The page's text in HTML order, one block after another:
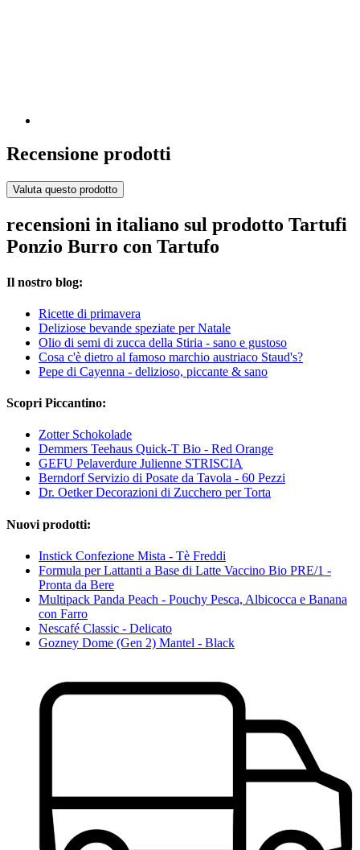
Recensione prodotti
Valuta questo prodotto
recensioni in italiano sul prodotto Tartufi
Ponzio Burro con Tartufo
Il nostro blog:
Ricette di primavera
Deliziose bevande speziate per Natale
Olio di semi di zucca della Stiria - sano e gustoso
Cosa c'è dietro al famoso marchio austriaco Staud's?
Pepe di Cayenna - delizioso, piccante & sano
Scopri Piccantino:
Zotter Schokolade
Demmers Teehaus Quick-T Bio - Red Orange
GEFU Pelaverdure Julienne STRISCIA
Berndorf Servizio di Posate da Tavola - 60 Pezzi
Dr. Oetker Decorazioni di Zucchero per Torta
Nuovi prodotti:
Instick Confezione Mista - Tè Freddi
Formula per Lattanti a Base di Latte Vaccino Bio PRE/1 -
Pronta da Bere
Multipack Panda Peach - Pouchy Pesca, Albicocca e Banana
con Farro
Nescafé Classic - Delicato
Gozney Dome (Gen 2) Mantel - Black